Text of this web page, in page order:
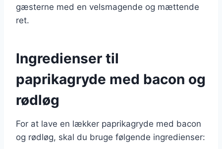
gæsterne med en velsmagende og mættende
ret.
Ingredienser til
paprikagryde med bacon og
rødløg
For at lave en lækker paprikagryde med bacon
og rødløg, skal du bruge følgende ingredienser: